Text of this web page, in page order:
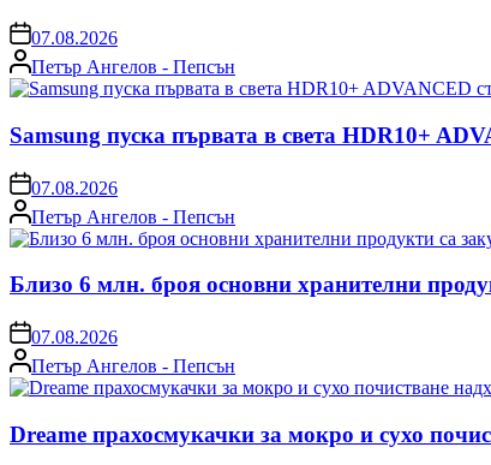
on07.08.2026
Posted
by
Петър Ангелов - Пепсън
Samsung пуска първата в света HDR10+
on07.08.2026
Posted
by
Петър Ангелов - Пепсън
Близо 6 млн. броя основни хранителни
on07.08.2026
Posted
by
Петър Ангелов - Пепсън
Dreame прахосмукачки за мокро и сухо